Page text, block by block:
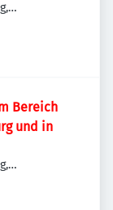
Bereich
und in